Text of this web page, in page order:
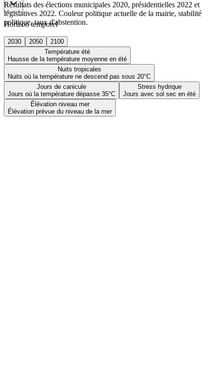
Horizon temporel
2030 2050
2100
Température été
Hausse de la température moyenne en été
Nuits tropicales
Nuits où la température ne descend pas sous 20°C
Jours de canicule
Jours où la température dépasse 35°C
Stress hydrique
Jours avec sol sec en été
Élévation niveau mer
Élévation prévue du niveau de la mer
Résultats des élections municipales 2020, présidentielles 2022 et
législatives 2022. Couleur politique actuelle de la mairie, stabilité
politique, taux d'abstention.